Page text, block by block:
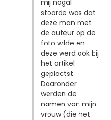
mij nogal
stoorde was dat
deze man met
de auteur op de
foto wilde en
deze werd ook bij
het artikel
geplaatst.
Daaronder
werden de
namen van mijn
vrouw (die het